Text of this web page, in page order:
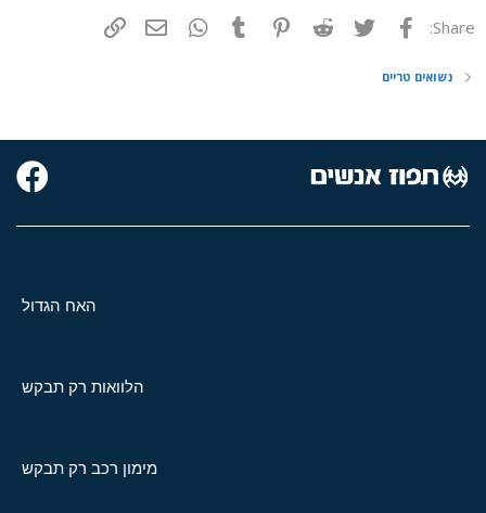
Share: פייסבוק Twitter
Reddit
Pinterest
Tumblr
WhatsAppדואר אלקטרוני
נשואים טריים
האח הגדול
הלוואות רק תבקש
מימון רכב רק תבקש